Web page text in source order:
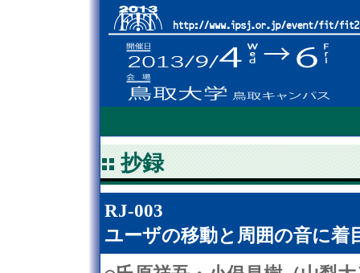
抄録
RJ-003
ユーザの移動と周囲の音に着